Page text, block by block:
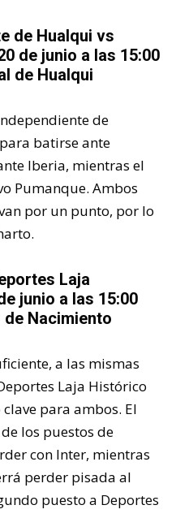
de Hualqui vs
de junio a las 15:00
de Hualqui
de
batirse ante
Iberia, mientras el
Pumanque. Ambos
por un punto, por lo
Laja
junio a las 15:00
de Nacimiento
a las mismas
Laja Histórico
para ambos. El
de los puestos de
con Inter, mientras
perder pisada al
puesto a Deportes